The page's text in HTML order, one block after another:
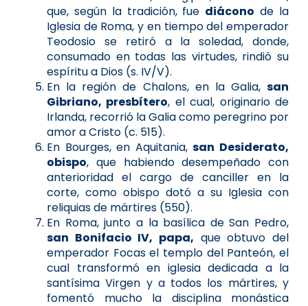
que, según la tradición, fue diácono de la
Iglesia de Roma, y en tiempo del emperador
Teodosio se retiró a la soledad, donde,
consumado en todas las virtudes, rindió su
espíritu a Dios (s. IV/V).
En la región de Chalons, en la Galia, san
Gibriano, presbítero, el cual, originario de
Irlanda, recorrió la Galia como peregrino por
amor a Cristo (c. 515).
En Bourges, en Aquitania,san Desiderato,
obispo, que habiendo desempeñado con
anterioridad el cargo de canciller en la
corte, como obispo dotó a su Iglesia con
reliquias de mártires (550).
En Roma, junto a la basílica de San Pedro,
san Bonifacio IV, papa, que obtuvo del
emperador Focas el templo del Panteón, el
cual transformó en iglesia dedicada a la
santísima Virgen y a todos los mártires, y
fomentó mucho la disciplina monástica